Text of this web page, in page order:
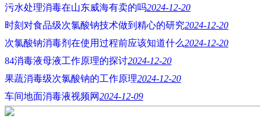
污水处理消毒在山东威海有卖的吗2024-12-20
时刻对食品级次氯酸钠技术做到精心的研究2024-12-20
次氯酸钠消毒剂在使用过程前应该知道什么2024-12-20
84消毒液母液工作原理的探讨2024-12-20
果蔬消毒级次氯酸钠的工作原理2024-12-20
车间地面消毒液视频网2024-12-09